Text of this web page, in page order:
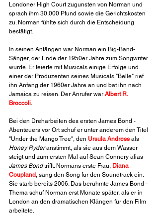
Londoner High Court zugunsten von Norman und
sprach ihm 30.000 Pfund sowie die Gerichtskosten
zu. Norman fühlte sich durch die Entscheidung
bestätigt.
In seinen Anfängen war Norman ein Big-Band-
Sänger, der Ende der 1950er Jahre zum Songwriter
wurde. Er feierte mit Musicals einige Erfolge und
einer der Produzenten seines Musicals "Belle" rief
ihn Anfang der 1960er Jahre an und bat ihn nach
Jamaica zu reisen. Der Anrufer war Albert R.
Broccoli
Bei den Dreharbeiten des ersten James Bond -
Abenteuers vor Ort schuf er unter anderem den Titel
"Under the Mango Tree", den Ursula Andress als
Honey Ryder anstimmt, als sie aus dem Wasser
steigt und zum ersten Mal auf Sean Connery alias
James Bond trifft. Normans erste Frau, Diana
Coupland , sang den Song für den Soundtrack ein.
Sie starb bereits 2006. Das berühmte James Bond -
Thema schuf Norman erst Monate später, als er in
London an den dramatischen Klängen für den Film
arbeitete.